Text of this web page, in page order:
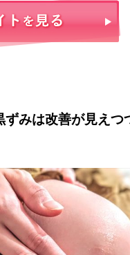
ずみは改善が見えつ